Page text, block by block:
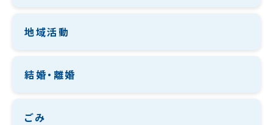
地域活動
結婚・離婚
ごみ